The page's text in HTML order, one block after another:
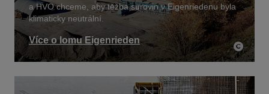
a HVO chceme, aby těžba surovin v Eigenriedenu byla
klimaticky neutrální.
Více o lomu Eigenrieden